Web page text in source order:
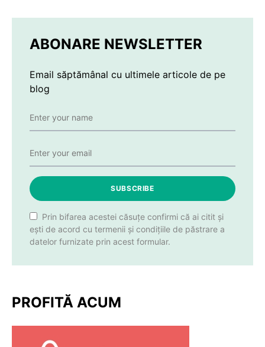
ABONARE NEWSLETTER
Email săptămânal cu ultimele articole de pe
blog
SUBSCRIBE
Prin bifarea acestei căsuțe confirmi că ai citit și
ești de acord cu termenii și condițiile de păstrare a
datelor furnizate prin acest formular.
PROFITĂ ACUM